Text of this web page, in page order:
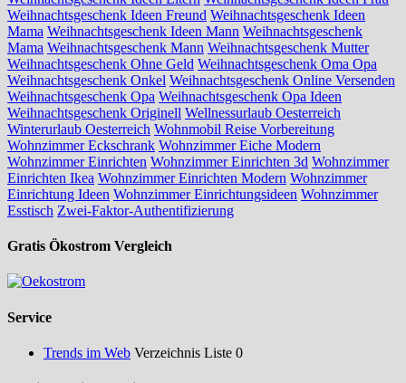
Weihnachtsgeschenk Ideen Freund Weihnachtsgeschenk Ideen
Mama Weihnachtsgeschenk Ideen Mann Weihnachtsgeschenk
Mama Weihnachtsgeschenk Mann Weihnachtsgeschenk Mutter
Weihnachtsgeschenk Ohne Geld Weihnachtsgeschenk Oma Opa
Weihnachtsgeschenk Onkel Weihnachtsgeschenk Online Versenden
Weihnachtsgeschenk Opa Weihnachtsgeschenk Opa Ideen
Weihnachtsgeschenk Originell Wellnessurlaub Oesterreich
Winterurlaub Oesterreich Wohnmobil Reise Vorbereitung
Wohnzimmer Eckschrank Wohnzimmer Eiche Modern
Wohnzimmer Einrichten Wohnzimmer Einrichten 3d Wohnzimmer
Einrichten Ikea Wohnzimmer Einrichten Modern Wohnzimmer
Einrichtung Ideen Wohnzimmer Einrichtungsideen Wohnzimmer
Esstisch Zwei-Faktor-Authentifizierung
Gratis Ökostrom Vergleich
Service
Trends im Web Verzeichnis Liste 0